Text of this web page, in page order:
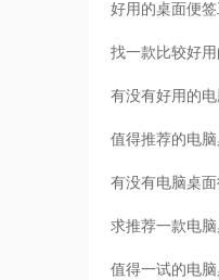
好用的桌面便
找一款比较好
有没有好用的
值得推荐的电
有没有电脑桌
求推荐一款电
值得一试的电